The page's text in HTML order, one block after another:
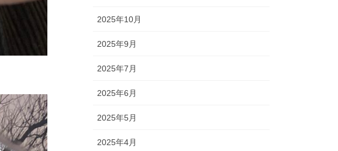
2025年10月
2025年9月
2025年7月
2025年6月
2025年5月
2025年4月